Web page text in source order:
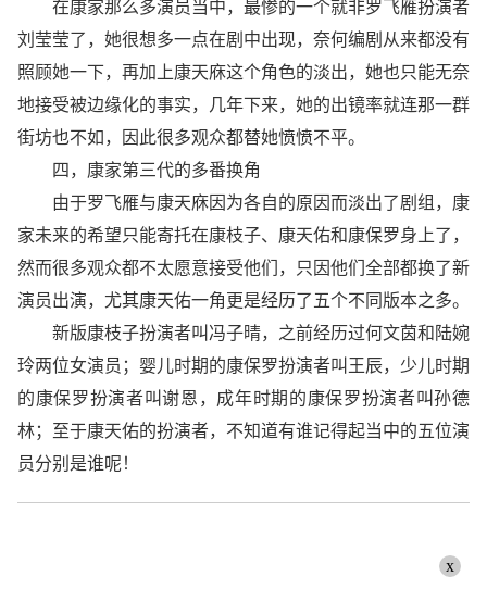
在康家那么多演员当中，最惨的一个就非罗飞雁扮演者
刘莹莹了，她很想多一点在剧中出现，奈何编剧从来都没有
照顾她一下，再加上康天庥这个角色的淡出，她也只能无奈
地接受被边缘化的事实，几年下来，她的出镜率就连那一群
街坊也不如，因此很多观众都替她愤愤不平。
四，康家第三代的多番换角
由于罗飞雁与康天庥因为各自的原因而淡出了剧组，康
家未来的希望只能寄托在康枝子、康天佑和康保罗身上了，
然而很多观众都不太愿意接受他们，只因他们全部都换了新
演员出演，尤其康天佑一角更是经历了五个不同版本之多。
新版康枝子扮演者叫冯子晴，之前经历过何文茵和陆婉
玲两位女演员；婴儿时期的康保罗扮演者叫王辰，少儿时期
的康保罗扮演者叫谢恩，成年时期的康保罗扮演者叫孙德
林；至于康天佑的扮演者，不知道有谁记得起当中的五位演
员分别是谁呢！
x